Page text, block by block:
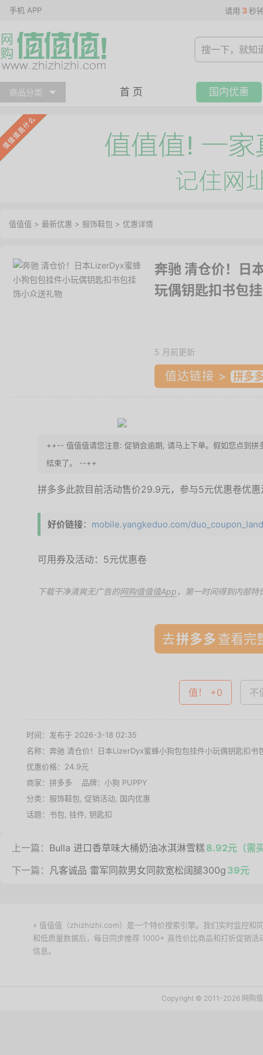
手机 APP 请用 3 秒
商品分类 首 页 国内优惠
值值值 > 最新优惠 > 服饰鞋包 > 优惠详情
奔驰 清仓价！日
玩偶钥匙扣书包
5 月前更新
值达链接 >
++-- 值值值请您注意: 促销会逾期, 请马上下单。假如您点到拼
结束了。 --++
拼多多此款目前活动售价29.9元，参与5元优惠卷优
好价链接： mobile.yangkeduo.com/
可用券及活动：5元优惠卷
下载干净清爽无广告的网购值值值App ，第一时间得到内部特
去 查看完
值！ +0 不
时间：发布于 2026-3-18 02:35
名称： 奔驰 清仓价！日本LizerDyx蜜蜂小狗包包挂件小玩偶钥匙扣书
优惠价格： 24.9元
商家： 拼多多 品牌： 小狗 PUPPY
分类： 服饰鞋包 促销活动
国内优惠
话题： 书包 挂件 钥匙扣
上一篇： Bulla 进口香草味大桶奶油冰淇淋雪糕8.92元（需
下一篇： 凡客诚品 雷军同款男女同款宽松阔腿300g 39元
» 值值值（zhizhizhi.com）是一个特价搜索引擎。我们实时监控和
和低质量数据后，每日同步推荐 1000+ 高性价比商品和打折促销
信息。
Copyright © 2011-2026 网购